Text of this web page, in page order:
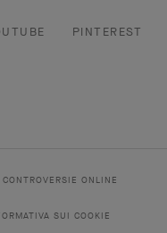
PINTEREST
ONLINE
SUI COOKIE